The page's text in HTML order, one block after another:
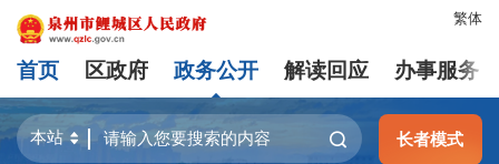
繁体
首页 区政府 政务公开 解读回应 办事服务
长者模式